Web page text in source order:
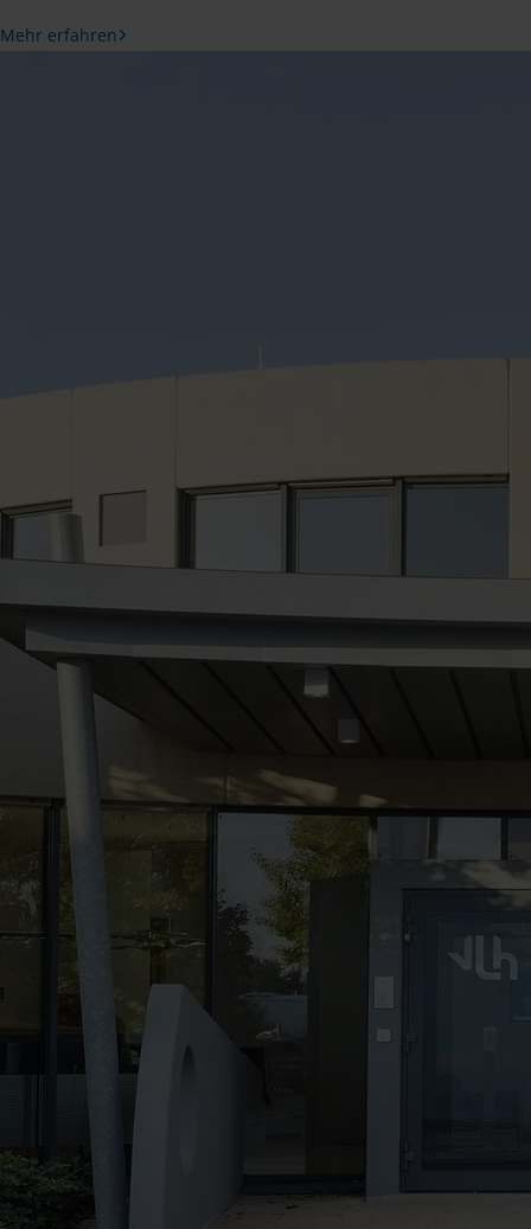
Mehr erfahren